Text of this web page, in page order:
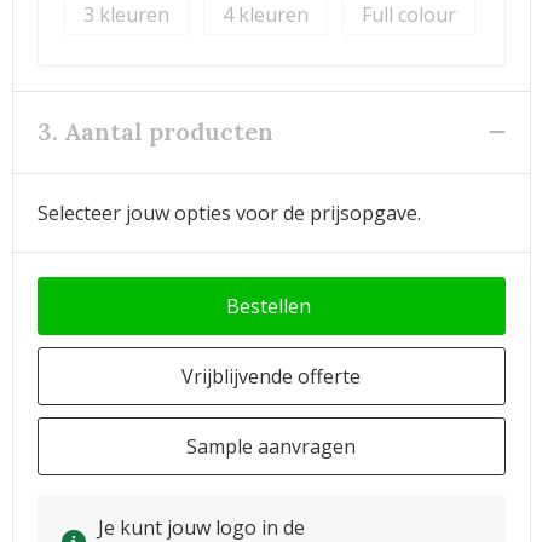
3
4 Full colour
3. Aantal producten
Selecteer jouw opties voor de prijsopgave.
Bestellen
Vrijblijvende offerte
Sample aanvragen
Je kunt jouw logo in de